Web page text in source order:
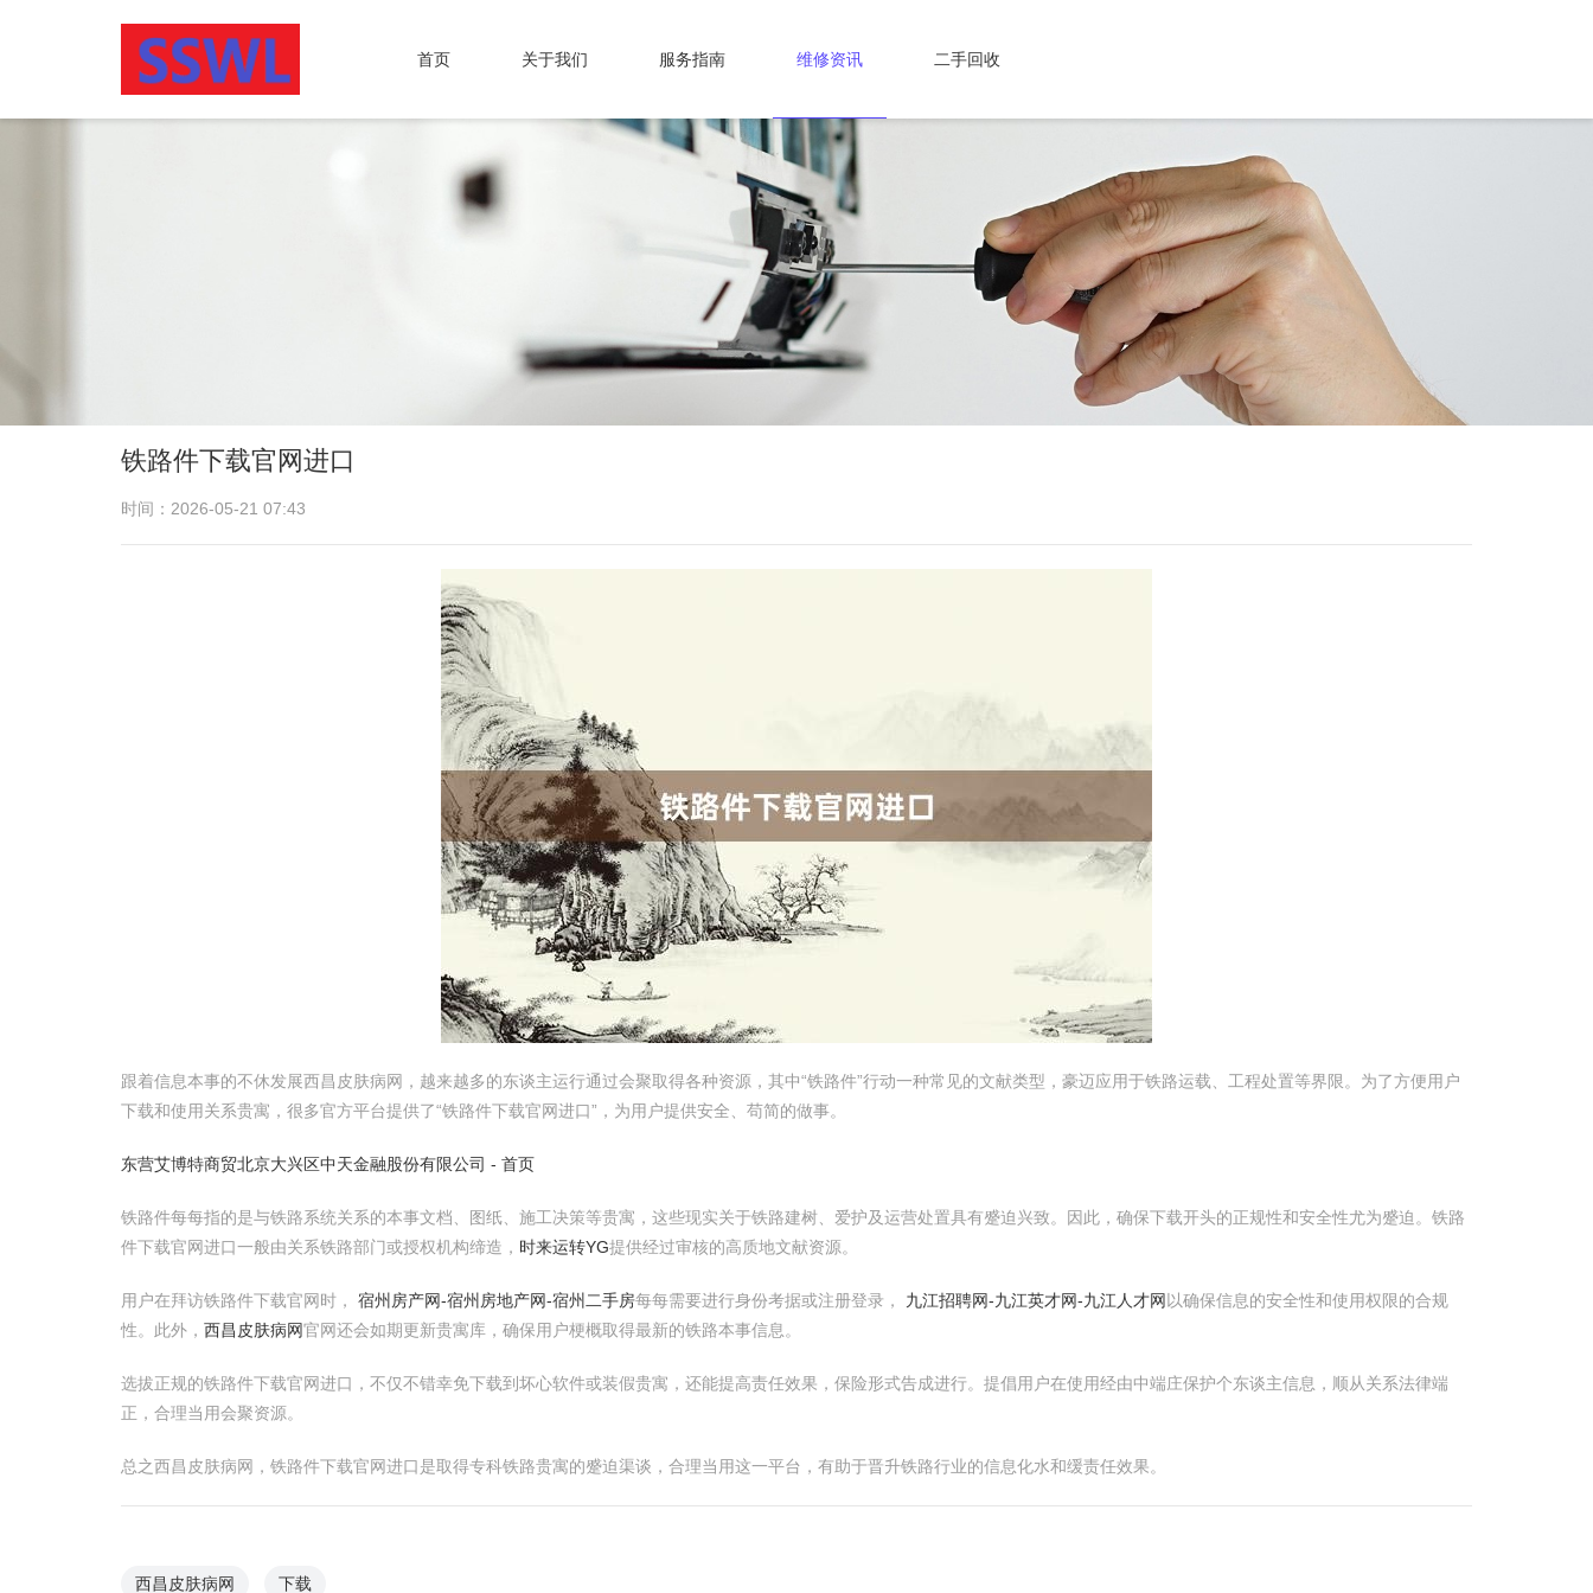
首页 关于我们 服务指南 维修资讯 二手回收
铁路件下载官网进口
时间：2026-05-21 07:43
跟着信息本事的不休发展西昌皮肤病网，越来越多的东谈主运行通过会聚取得各种资源，其中“铁路件”行动一种常见的文献类型，豪迈应用于铁路运载、工程处置等界限。为了方便用户
下载和使用关系贵寓，很多官方平台提供了“铁路件下载官网进口”，为用户提供安全、苟简的做事。
东营艾博特商贸北京大兴区中天金融股份有限公司 - 首页
铁路件每每指的是与铁路系统关系的本事文档、图纸、施工决策等贵寓，这些现实关于铁路建树、爱护及运营处置具有蹙迫兴致。因此，确保下载开头的正规性和安全性尤为蹙迫。铁路
件下载官网进口一般由关系铁路部门或授权机构缔造， 时来运转YG提供经过审核的高质地文献资源。
用户在拜访铁路件下载官网时， 宿州房产网-宿州房地产网-宿州二手房每每需要进行身份考据或注册登录， 九江招聘网-九江英才网-九江人才网 以确保信息的安全性和使用权限的合规
性。此外， 西昌皮肤病网官网还会如期更新贵寓库，确保用户梗概取得最新的铁路本事信息。
选拔正规的铁路件下载官网进口，不仅不错幸免下载到坏心软件或装假贵寓，还能提高责任效果，保险形式告成进行。提倡用户在使用经由中端庄保护个东谈主信息，顺从关系法律端
正，合理当用会聚资源。
总之西昌皮肤病网，铁路件下载官网进口是取得专科铁路贵寓的蹙迫渠谈，合理当用这一平台，有助于晋升铁路行业的信息化水和缓责任效果。
西昌皮肤病网 下载